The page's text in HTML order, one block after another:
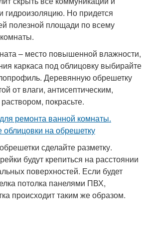
гидроизоляцию. Но придется
полезной площади по всему
– место повышенной влажности,
каркаса под облицовку выбирайте
Деревянную обрешетку
от влаги, антисептическим,
покрасьте.
сделайте разметку.
будут крепиться на расстоянии
поверхностей. Если будет
потолка панелями ПВХ,
происходит таким же образом.